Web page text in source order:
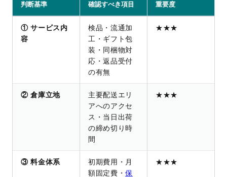
判断基準 確認すべき項目 重要度
① サービス内
容
検品・流通加
工・ギフト包
装・同梱物対
応・返品受付
の有無
★★★
② 倉庫立地
主要配送エリ
アへのアクセ
ス・当日出荷
の締め切り時
間
★★★
③ 料金体系
初期費用・月
額固定費・保
★★★